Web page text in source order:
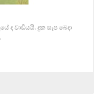
වාඩියයි. දුක සැප බෙදා